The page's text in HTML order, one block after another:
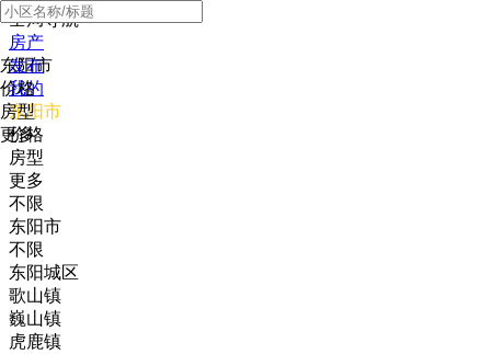
全局导航
房产
发布
我的
东阳市
价格
房型
更多
东阳市
价格
房型
更多
不限
东阳市
不限
东阳城区
歌山镇
巍山镇
虎鹿镇